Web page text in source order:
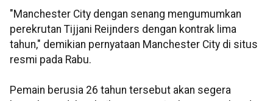
"Manchester City dengan senang mengumumkan
perekrutan Tijjani Reijnders dengan kontrak lima
tahun," demikian pernyataan Manchester City di situs
resmi pada Rabu.
Pemain berusia 26 tahun tersebut akan segera